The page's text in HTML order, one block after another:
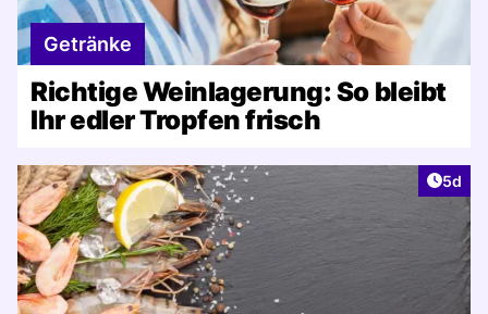
Getränke
Richtige Weinlagerung: So bleibt
Ihr edler Tropfen frisch
5d